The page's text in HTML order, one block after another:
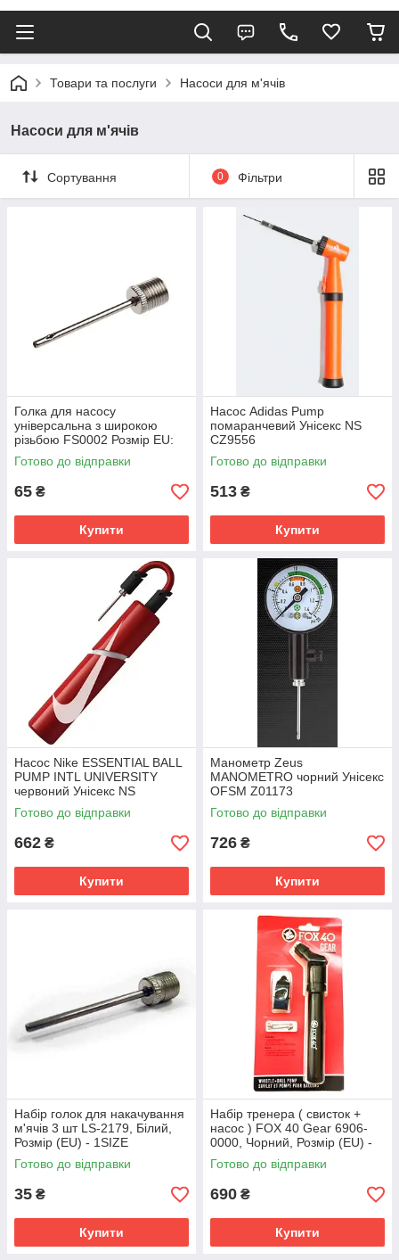
Товари та послуги Насоси для м'ячів
Насоси для м'ячів
Сортування 0 Фільтри
Голка для насосу
універсальна з широкою
різьбою FS0002 Розмір EU:
1SIZE
Готово до відправки
65 ₴
Купити
Насос Adidas Pump
помаранчевий Унісекс NS
CZ9556
Готово до відправки
513 ₴
Купити
Насос Nike ESSENTIAL BALL
PUMP INTL UNIVERSITY
червоний Унісекс NS
N.KJ.02.681.NS
Готово до відправки
662 ₴
Купити
Манометр Zeus
MANOMETRO чорний Унісекс
OFSM Z01173
Готово до відправки
726 ₴
Купити
Набір голок для накачування
м'ячів 3 шт LS-2179, Білий,
Розмір (EU) - 1SIZE
Готово до відправки
35 ₴
Купити
Набір тренера ( свисток +
насос ) FOX 40 Gear 6906-
0000, Чорний, Розмір (EU) -
1SIZE
Готово до відправки
690 ₴
Купити